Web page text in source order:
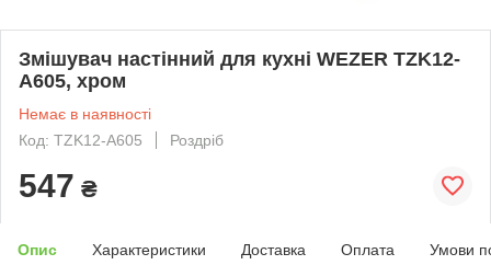
Змішувач настінний для кухні WEZER TZK12-
A605, хром
Немає в наявності
Код: TZK12-A605
Роздріб
547 ₴
Опис Характеристики Доставка Оплата Умови